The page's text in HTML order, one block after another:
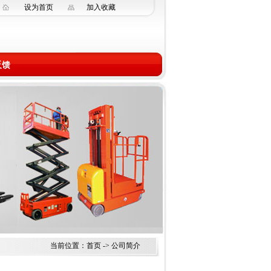
设为首页 加入收藏
馈
当前位置： 首页 -> 公司简介